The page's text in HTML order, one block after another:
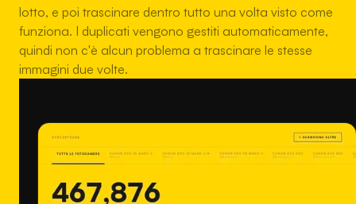
lotto, e poi trascinare dentro tutto una volta visto come
funziona. I duplicati vengono gestiti automaticamente,
quindi non c'è alcun problema a trascinare le stesse
immagini due volte.